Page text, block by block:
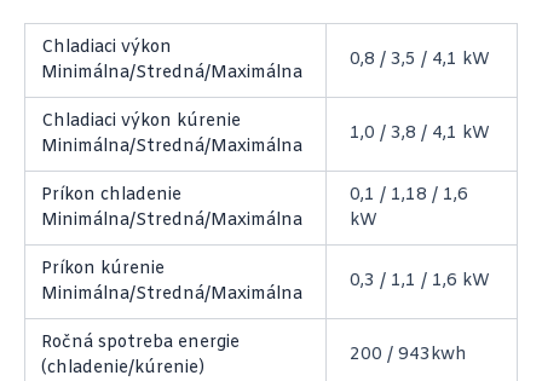
Chladiaci výkon
Minimálna/Stredná/Maximálna
0,8 / 3,5 / 4,1 kW
Chladiaci výkon kúrenie
Minimálna/Stredná/Maximálna
1,0 / 3,8 / 4,1 kW
Príkon chladenie
Minimálna/Stredná/Maximálna
0,1 / 1,18 / 1,6
kW
Príkon kúrenie
Minimálna/Stredná/Maximálna
0,3 / 1,1 / 1,6 kW
Ročná spotreba energie
(chladenie/kúrenie)
200 / 943kwh